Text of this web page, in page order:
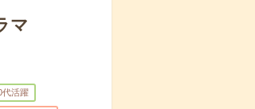
マ
代活躍